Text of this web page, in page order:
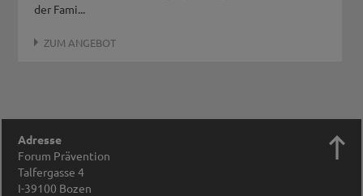
der Fami...
ZUM ANGEBOT
Adresse
Forum Prävention
Talfergasse 4
I-39100 Bozen
